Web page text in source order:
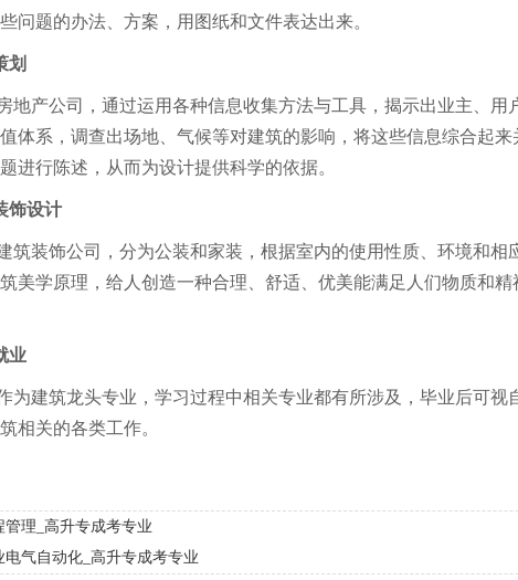
问题的办法、方案，用图纸和文件表达出来。
划
地产公司，通过运用各种信息收集方法与工具，揭示出业主、用
体系，调查出场地、气候等对建筑的影响，将这些信息综合起
进行陈述，从而为设计提供科学的依据。
饰设计
筑装饰公司，分为公装和家装，根据室内的使用性质、环境和相
美学原理，给人创造一种合理、舒适、优美能满足人们物质和
业
为建筑龙头专业，学习过程中相关专业都有所涉及，毕业后可视
相关的各类工作。
管理_高升专成考专业
电气自动化_高升专成考专业